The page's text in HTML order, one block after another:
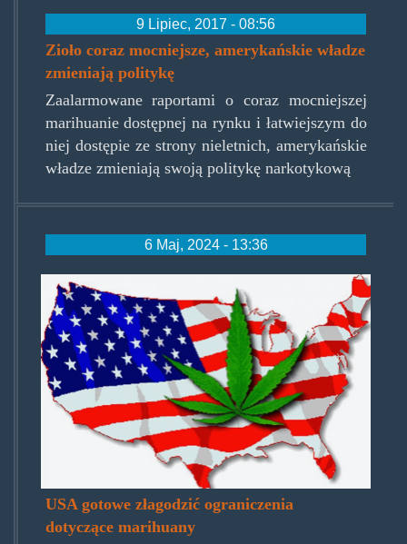
9 Lipiec, 2017 - 08:56
Zioło coraz mocniejsze, amerykańskie władze
zmieniają politykę
Zaalarmowane raportami o coraz mocniejszej
marihuanie dostępnej na rynku i łatwiejszym do
niej dostępie ze strony nieletnich, amerykańskie
władze zmieniają swoją politykę narkotykową
6 Maj, 2024 - 13:36
legalize-
usa-
e1606817004320.jpg
USA gotowe złagodzić ograniczenia
dotyczące marihuany